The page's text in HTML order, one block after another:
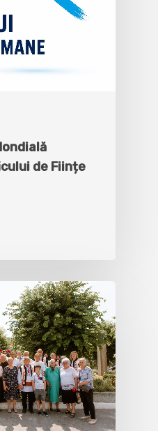
de Ființe